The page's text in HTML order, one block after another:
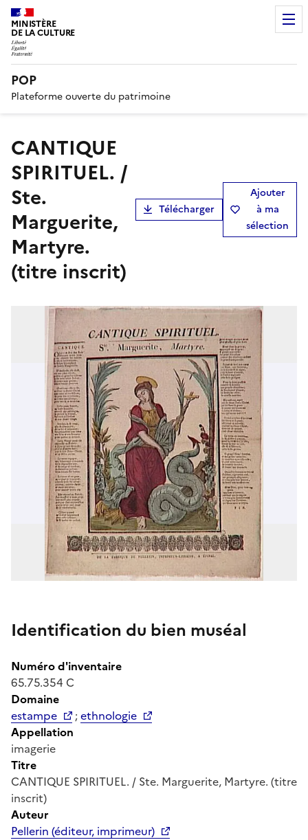
MINISTÈRE
DE LA CULTURE
POP
Plateforme ouverte du patrimoine
CANTIQUE
SPIRITUEL. /
Ste.
Marguerite,
Martyre.
(titre inscrit)
Télécharger
Ajouter
à ma
sélection
Identification du bien muséal
Numéro d'inventaire
65.75.354 C
Domaine
estampe
;ethnologie
Appellation
imagerie
Titre
CANTIQUE SPIRITUEL. / Ste. Marguerite, Martyre. (titre
inscrit)
Auteur
Pellerin (éditeur, imprimeur)